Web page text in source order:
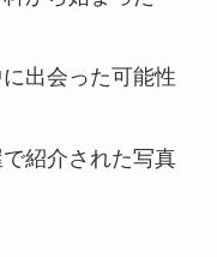
出会った可能性
紹介された写真